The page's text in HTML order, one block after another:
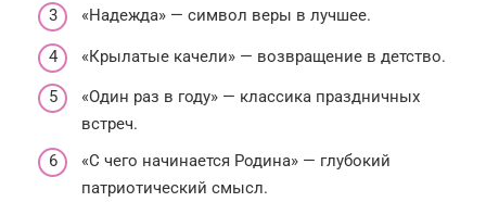
«Надежда» — символ веры в лучшее.
«Крылатые качели» — возвращение в детство.
«Один раз в году» — классика праздничных
встреч.
«С чего начинается Родина» — глубокий
патриотический смысл.